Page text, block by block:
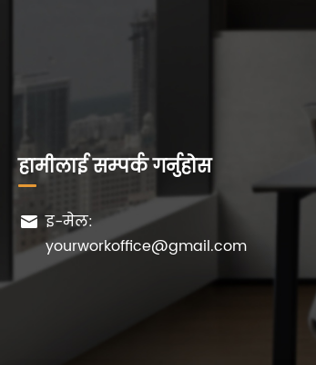
हामीलाई सम्पर्क गर्नुहोस
 इ-मेल:
yourworkoffice@gmail.com